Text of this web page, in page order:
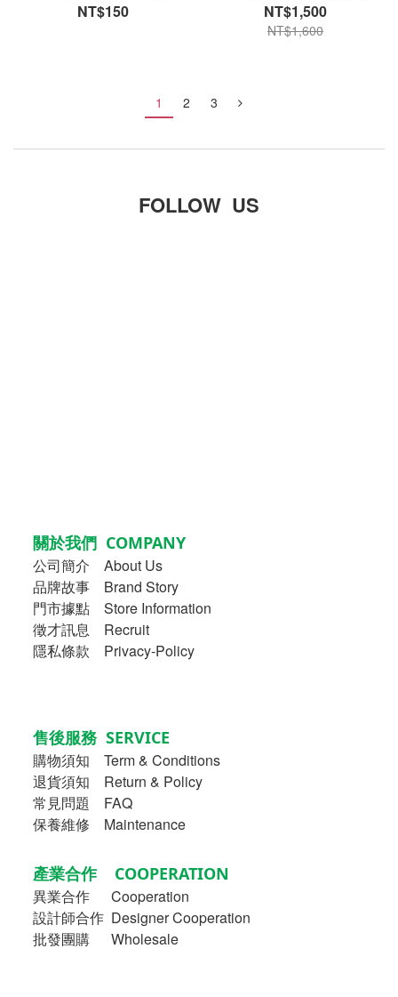
NT$150 NT$1,500
NT$1,600
1 2 3
FOLLOW US
關於我們 COMPANY
公司簡介
About Us
品牌故事
Brand Story
門市據點 Store Information
徵才訊息 Recruit
隱私條款 Privacy-Policy
售後服務 SERVICE
購物須知
Term & Conditions
退貨須知 Return & Policy
常見問題 FAQ
保養維修 Maintenance
產業合作 COOPERATION
異業合作
Cooperation
設計師合作 Designer Cooperation
批發團購 Wholesale